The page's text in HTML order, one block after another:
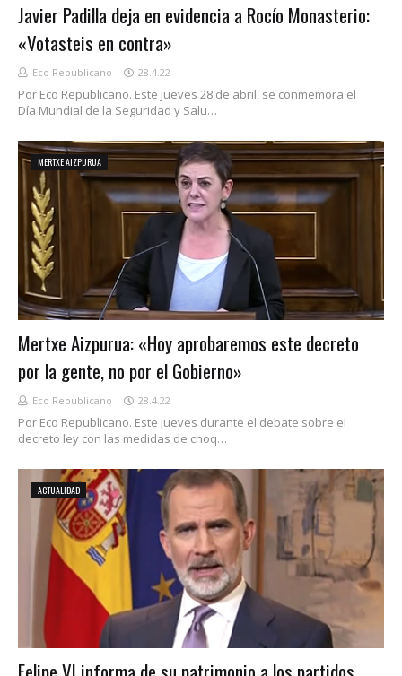
Javier Padilla deja en evidencia a Rocío Monasterio:
«Votasteis en contra»
Eco Republicano 28.4.22
Por Eco Republicano. Este jueves 28 de abril, se conmemora el
Día Mundial de la Seguridad y Salu…
MERTXE AIZPURUA
Mertxe Aizpurua: «Hoy aprobaremos este decreto
por la gente, no por el Gobierno»
Eco Republicano 28.4.22
Por Eco Republicano. Este jueves durante el debate sobre el
decreto ley con las medidas de choq…
ACTUALIDAD